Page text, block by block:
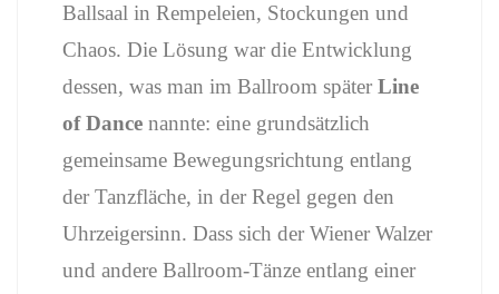
Ballsaal in Rempeleien, Stockungen und
Chaos. Die Lösung war die Entwicklung
dessen, was man im Ballroom später Line
ofDance nannte: eine grundsätzlich
gemeinsame Bewegungsrichtung entlang
der Tanzfläche, in der Regel gegen den
Uhrzeigersinn. Dass sich der Wiener Walzer
und andere Ballroom-Tänze entlang einer